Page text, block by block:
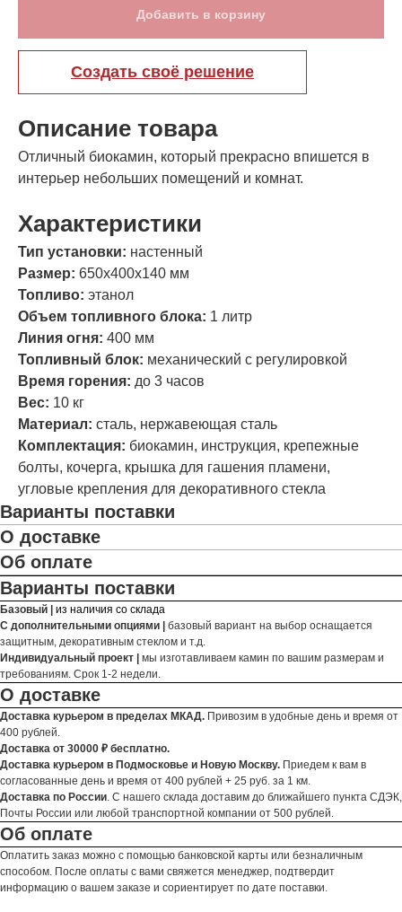
Добавить в корзину
Создать своё решение
Описание товара
Отличный биокамин, который прекрасно впишется в
интерьер небольших помещений и комнат.
Характеристики
Тип установки: настенный
Размер: 650х400х140 мм
Топливо: этанол
Объем топливного блока: 1 литр
Линия огня: 400 мм
Топливный блок: механический с регулировкой
Время горения: до 3 часов
Вес: 10 кг
Материал: сталь, нержавеющая сталь
Комплектация: биокамин, инструкция, крепежные
болты, кочерга, крышка для гашения пламени,
угловые крепления для декоративного стекла
Варианты поставки
О доставке
Об оплате
Варианты поставки
Базовый | из наличия со склада
С дополнительными опциями | базовый вариант на выбор оснащается
защитным, декоративным стеклом и т.д.
Индивидуальный проект | мы изготавливаем камин по вашим размерам и
требованиям. Срок 1-2 недели.
О доставке
Доставка курьером в пределах МКАД. Привозим в удобные день и время от
400 рублей.
Доставка от 30000 ₽ бесплатно.
Доставка курьером в Подмосковье и Новую Москву. Приедем к вам в
согласованные день и время от 400 рублей + 25 руб. за 1 км.
Доставка по России . С нашего склада доставим до ближайшего пункта СДЭК,
Почты России или любой транспортной компании от 500 рублей.
Об оплате
Оплатить заказ можно с помощью банковской карты или безналичным
способом. После оплаты с вами свяжется менеджер, подтвердит
информацию о вашем заказе и сориентирует по дате поставки.